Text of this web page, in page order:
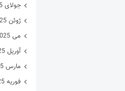
جولای 2025
ژوئن 2025
می 2025
آوریل 2025
مارس 2025
فوریه 2025